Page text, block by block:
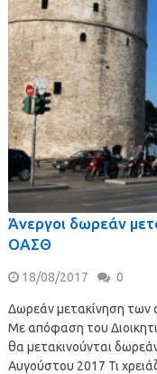
Άνεργοι δωρεάν
ΟΑΣΘ
18/08/2017 0
Δωρεάν μετακίνηση των
Με απόφαση του
θα μετακινούνται
Αυγούστου 2017 Τι